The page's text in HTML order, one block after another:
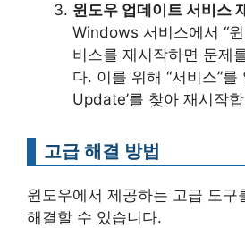
윈도우 업데이트 서비스
Windows 서비스에서 “
비스를 재시작하면 문제
다. 이를 위해 “서비스”를
Update’를 찾아 재시작
고급 해결 방법
윈도우에서 제공하는 고급 도구
해결할 수 있습니다.